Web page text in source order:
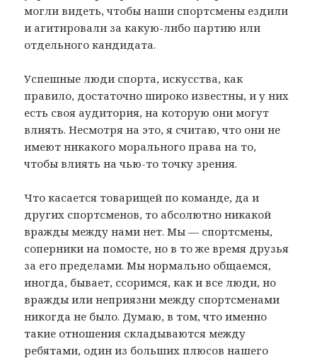
могли видеть, чтобы наши спортсмены ездили
и агитировали за какую-либо партию или
отдельного кандидата.
Успешные люди спорта, искусства, как
правило, достаточно широко известны, и у них
есть своя аудитория, на которую они могут
влиять. Несмотря на это, я считаю, что они не
имеют никакого морального права на то,
чтобы влиять на чью-то точку зрения.
Что касается товарищей по команде, да и
других спортсменов, то абсолютно никакой
вражды между нами нет. Мы — спортсмены,
соперники на помосте, но в то же время друзья
за его пределами. Мы нормально общаемся,
иногда, бывает, ссоримся, как и все люди, но
вражды или неприязни между спортсменами
никогда не было. Думаю, в том, что именно
такие отношения складываются между
ребятами, один из больших плюсов нашего